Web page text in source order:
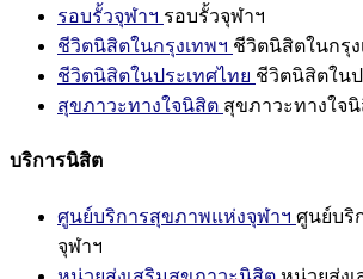
รอบรั้วจุฬาฯ รอบรั้วจุฬาฯ
ชีวิตนิสิตในกรุงเทพฯ ชีวิตนิสิตในกรุง
ชีวิตนิสิตในประเทศไทย ชีวิตนิสิตในป
สุขภาวะทางใจนิสิต สุขภาวะทางใจ
บริการนิสิต
ศูนย์บริการสุขภาพแห่งจุฬาฯ ศูนย์บริ
จุฬาฯ